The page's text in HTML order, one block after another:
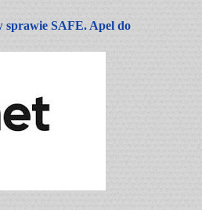
sprawie SAFE. Apel do